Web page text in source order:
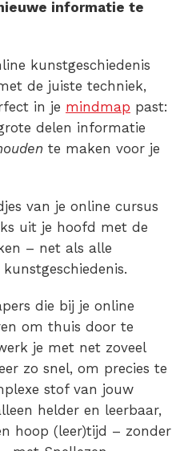
informatie te
kunstgeschiedenis
de juiste techniek,
in je mindmap past:
delen informatie
te maken voor je
van je online cursus
uit je hoofd met de
– net als alle
die bij je online
om thuis door te
je met net zoveel
zo snel, om precies te
stof van jouw
helder en leerbaar,
hoop (leer)tijd – zonder